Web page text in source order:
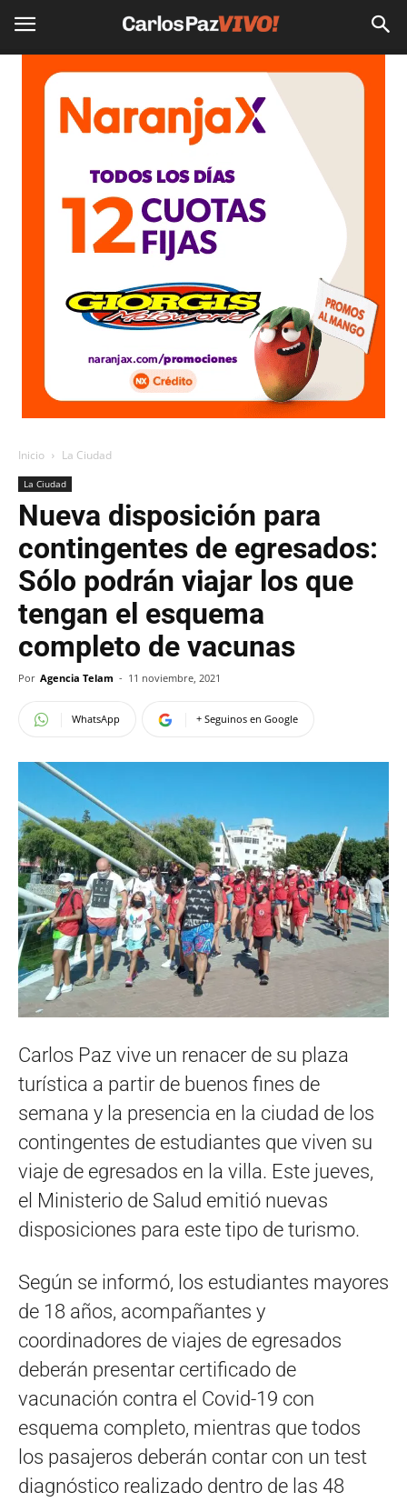
Inicio La Ciudad
La Ciudad
Nueva disposición para
contingentes de egresados:
Sólo podrán viajar los que
tengan el esquema
completo de vacunas
Por Agencia Telam - 11 noviembre, 2021
WhatsApp + Seguinos en Google
Carlos Paz vive un renacer de su plaza
turística a partir de buenos fines de
semana y la presencia en la ciudad de los
contingentes de estudiantes que viven su
viaje de egresados en la villa. Este jueves,
el Ministerio de Salud emitió nuevas
disposiciones para este tipo de turismo.
Según se informó, los estudiantes mayores
de 18 años, acompañantes y
coordinadores de viajes de egresados
deberán presentar certificado de
vacunación contra el Covid-19 con
esquema completo, mientras que todos
los pasajeros deberán contar con un test
diagnóstico realizado dentro de las 48